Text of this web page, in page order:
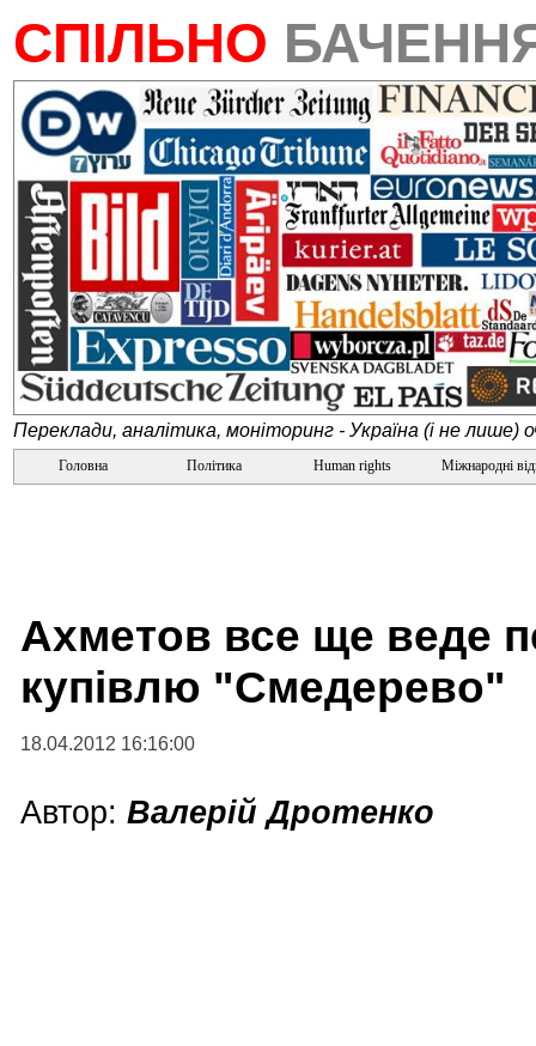
СПІЛЬНО
Переклади, аналітика, моніторинг - Україна (і не лише)
Головна Політика Human rights Міжнародні
Ахметов все ще веде
купівлю "Смедерево"
18.04.2012 16:16:00
Автор: Валерій Дротенко